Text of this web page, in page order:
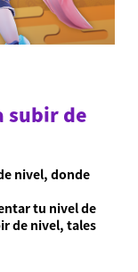
subir de
nivel, donde
tu nivel de
de nivel, tales